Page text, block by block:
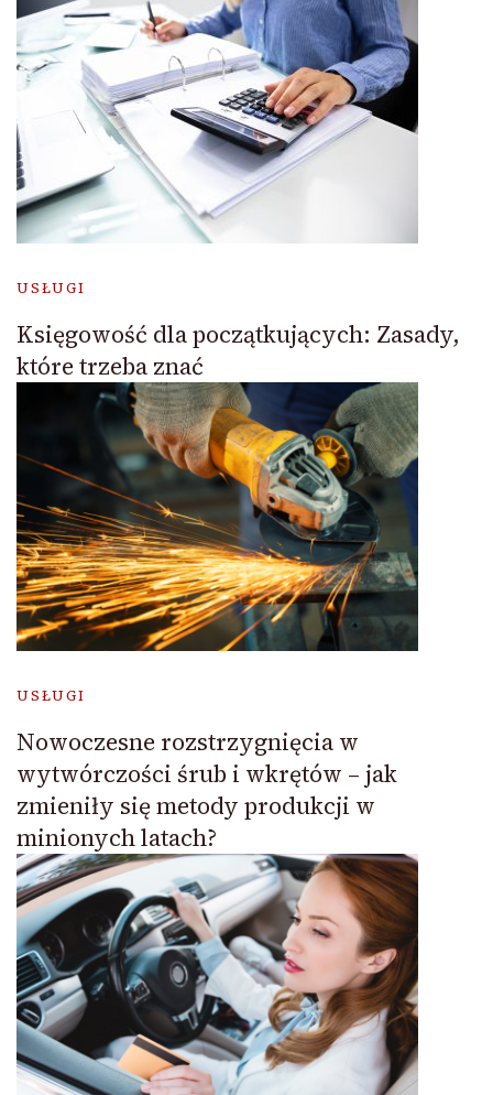
USŁUGI
Księgowość dla początkujących: Zasady,
które trzeba znać
USŁUGI
Nowoczesne rozstrzygnięcia w
wytwórczości śrub i wkrętów – jak
zmieniły się metody produkcji w
minionych latach?